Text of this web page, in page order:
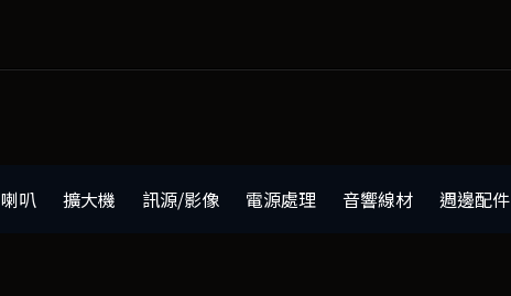
喇叭 擴大機 訊源/影像 電源處理 音響線材 週邊配件